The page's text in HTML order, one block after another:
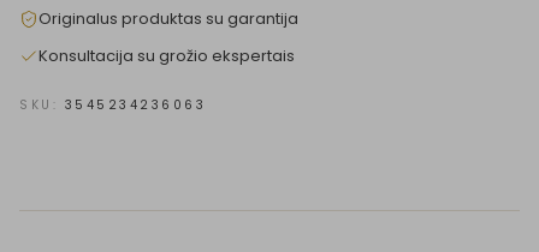
Originalus produktas su garantija
Konsultacija su grožio ekspertais
SKU: 3545234236063